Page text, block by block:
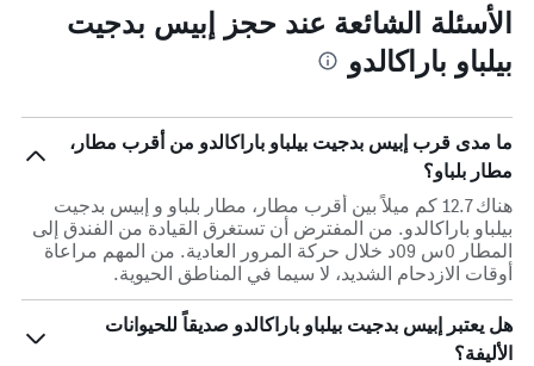
الأسئلة الشائعة عند حجز إبيس بدجيت
بيلباو باراكالدو
ما مدى قرب إبيس بدجيت بيلباو باراكالدو من أقرب مطار،
مطار بلباو؟
هناك 12.7 كم ميلاً بين أقرب مطار، مطار بلباو و إبيس بدجيت
بيلباو باراكالدو. من المفترض أن تستغرق القيادة من الفندق إلى
المطار 0س 09د خلال حركة المرور العادية. من المهم مراعاة
أوقات الازدحام الشديد، لا سيما في المناطق الحيوية.
هل يعتبر إبيس بدجيت بيلباو باراكالدو صديقاً للحيوانات
الأليفة؟